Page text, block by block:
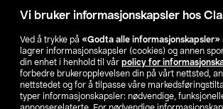
Vi bruker informasjonskapsler hos
Ved å trykke på «Godta alle informasjonskapsler»
lagrer informasjonskapsler (cookies) og annen
din enhet i henhold til vår policy for
forbedre brukeropplevelsen din på vårt nettsted,
nettstedet og for å tilpasse våre
typer informasjonskapsler: nødvendige,
Aktuelt
Våre selskaper
Finn din butikk